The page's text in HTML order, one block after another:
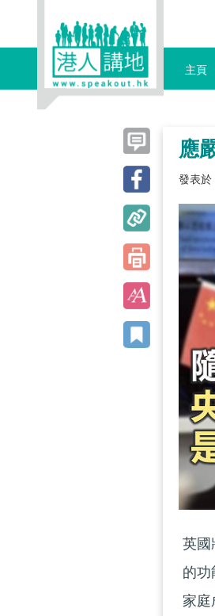
主頁
應
發表於
英國
的功
家庭